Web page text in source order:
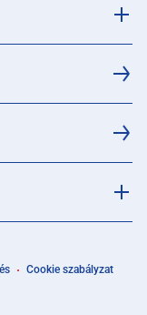
Cookie szabályzat